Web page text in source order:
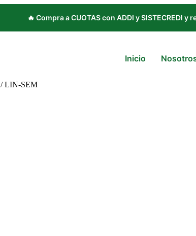
🔥 Compra a CUOTAS con ADDI y SISTECREDI y
Inicio
/ LIN-SEM